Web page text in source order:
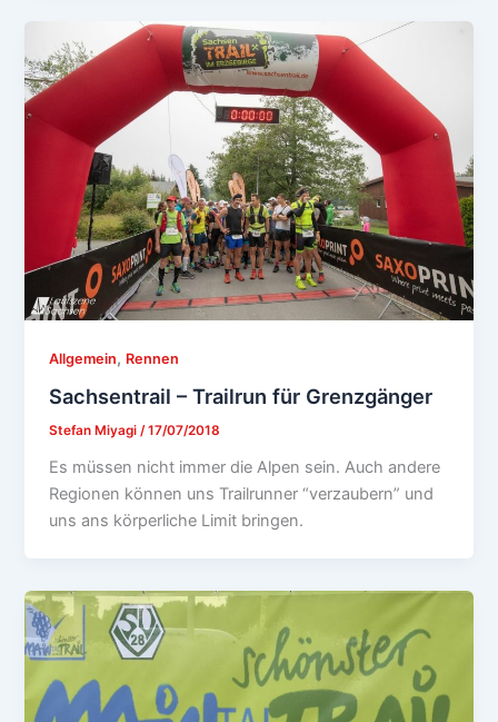
Allgemein, Rennen
Sachsentrail – Trailrun für Grenzgänger
Stefan Miyagi/17/07/2018
Es müssen nicht immer die Alpen sein. Auch andere
Regionen können uns Trailrunner “verzaubern” und
uns ans körperliche Limit bringen.